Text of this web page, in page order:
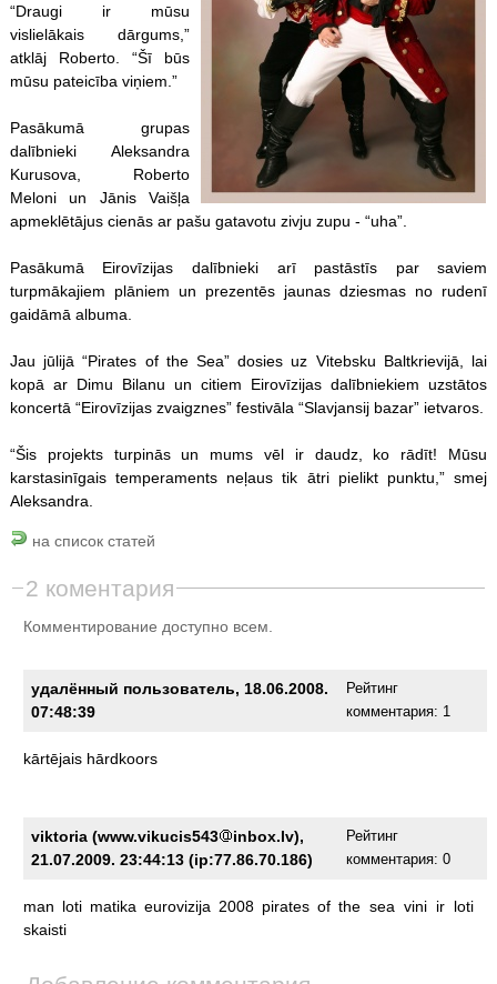
“Draugi ir mūsu
vislielākais dārgums,”
atklāj Roberto. “Šī būs
mūsu pateicība viņiem.”
Pasākumā grupas
dalībnieki Aleksandra
Kurusova, Roberto
Meloni un Jānis Vaišļa
apmeklētājus cienās ar pašu gatavotu zivju zupu - “uha”.
Pasākumā Eirovīzijas dalībnieki arī pastāstīs par saviem
turpmākajiem plāniem un prezentēs jaunas dziesmas no rudenī
gaidāmā albuma.
Jau jūlijā “Pirates of the Sea” dosies uz Vitebsku Baltkrievijā, lai
kopā ar Dimu Bilanu un citiem Eirovīzijas dalībniekiem uzstātos
koncertā “Eirovīzijas zvaigznes” festivāla “Slavjansij bazar” ietvaros.
“Šis projekts turpinās un mums vēl ir daudz, ko rādīt! Mūsu
karstasinīgais temperaments neļaus tik ātri pielikt punktu,” smej
Aleksandra.
на список статей
2 коментария
Комментирование доступно всем.
yдалённый пользователь, 18.06.2008.
07:48:39
Рейтинг
комментария: 1
kārtējais hārdkoors
viktoria (www.vikucis543
inbox.lv),
21.07.2009. 23:44:13 (ip:77.86.70.186)
Рейтинг
комментария:0
man loti matika eurovizija 2008 pirates of the sea vini ir loti
skaisti